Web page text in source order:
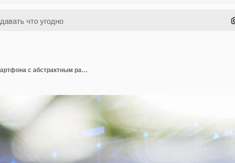
Крупный план руки бизнесмена с помощью смартфона с абстрактным растущим графиком форекс на размытом внешнем фоне Экономика роста и финансовой концепции Двойная экспозиция